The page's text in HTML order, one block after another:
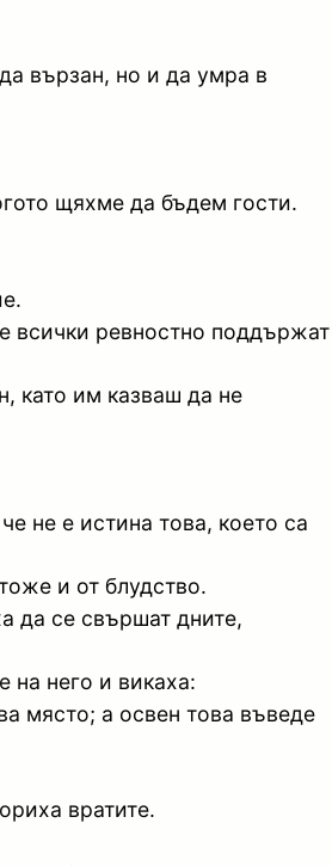
вързан, но и да умра в
щяхме да бъдем гости.
всички ревностно поддържат
като им казваш да не
не е истина това, което са
и от блудство.
да се свършат дните,
на него и викаха:
място; а освен това въведе
вратите.